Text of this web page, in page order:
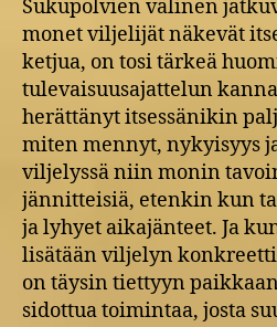
Sukupolvien välinen
monet viljelijät näkevät
ketjua, on tosi tärkeä
tulevaisuusajattelun
herättänyt itsessänikin
miten mennyt, nykyisyys
viljelyssä niin monin
jännitteisiä, etenkin kun
ja lyhyet aikajänteet. Ja
lisätään viljelyn
on täysin tiettyyn
sidottua toimintaa, josta